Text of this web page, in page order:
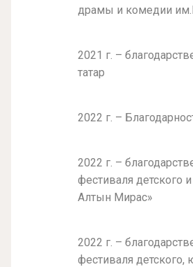
драмы и комедии
2021 г. –
татар
2022 г. –
2022 г. –
фестиваля детского
Алтын Мирас»
2022 г. –
фестиваля детского,